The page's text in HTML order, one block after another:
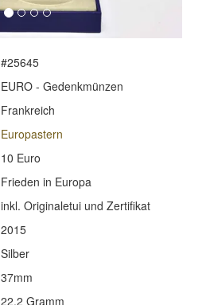
#25645
EURO - Gedenkmünzen
Frankreich
Europastern
10 Euro
Frieden in Europa
inkl. Originaletui und Zertifikat
2015
Silber
37mm
22.2 Gramm